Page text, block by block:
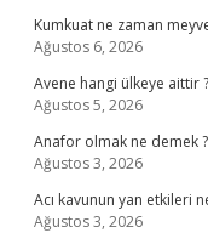
Kumkuat ne zaman
Ağustos 6, 2026
Avene hangi ülkeye aittir ?
Ağustos 5, 2026
Anafor olmak ne demek ?
Ağustos 3, 2026
Acı kavunun yan etkileri
Ağustos 3, 2026